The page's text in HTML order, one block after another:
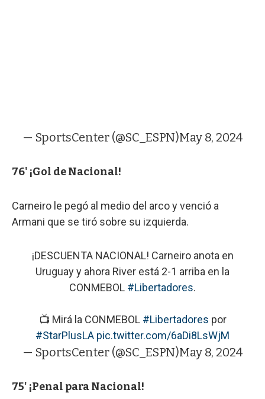
— SportsCenter (@SC_ESPN)May 8, 2024
76' ¡Gol de Nacional!
Carneiro le pegó al medio del arco y venció a
Armani que se tiró sobre su izquierda.
¡DESCUENTA NACIONAL! Carneiro anota en
Uruguay y ahora River está 2-1 arriba en la
CONMEBOL #Libertadores.
📺 Mirá la CONMEBOL #Libertadores por
#StarPlusLA pic.twitter.com/6aDi8LsWjM
— SportsCenter (@SC_ESPN)May 8, 2024
75' ¡Penal para Nacional!